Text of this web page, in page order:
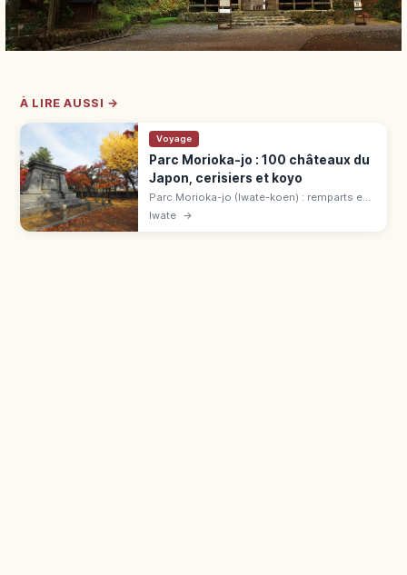
À LIRE AUSSI →
Voyage
Parc Morioka-jo : 100 châteaux du
Japon, cerisiers et koyo
Parc Morioka-jo (Iwate-koen) : remparts en
granit du château Nambu, parmi les 100
Iwate →